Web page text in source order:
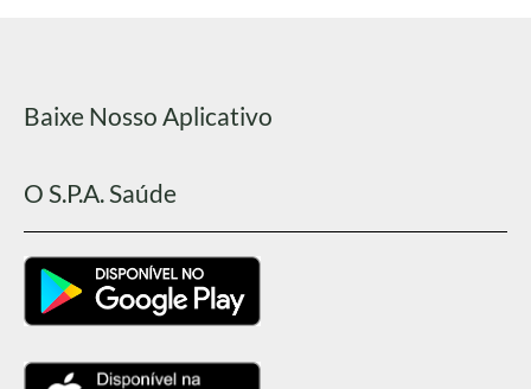
Baixe Nosso Aplicativo
O S.P.A. Saúde